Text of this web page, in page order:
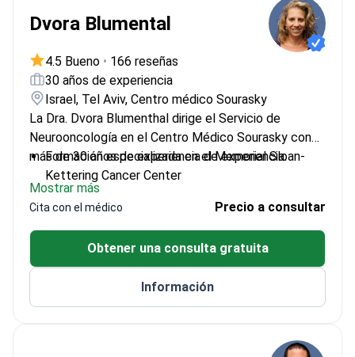
Dvora Blumental
4.5 Bueno • 166 reseñas
30 años de experiencia
Israel, Tel Aviv, Centro médico Sourasky
La Dra. Dvora Blumenthal dirige el Servicio de
Neurooncología en el Centro Médico Sourasky con
más de 30 años de experiencia de experiencia.
Formación especializada en el Memorial Sloan-
Kettering Cancer Center
Neurooncóloga senior desde 1998
Anteriormente dirigió el Servicio de
Neurooncología en el Huntsman Cancer Institute
Mostrar más
Cita con el médico Precio a consultar
Obtener una consulta gratuita
Información